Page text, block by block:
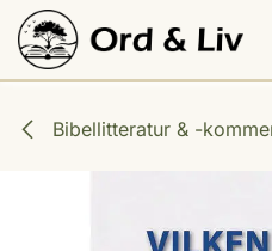
Hoppa till innehåll
Bibellitteratur & -